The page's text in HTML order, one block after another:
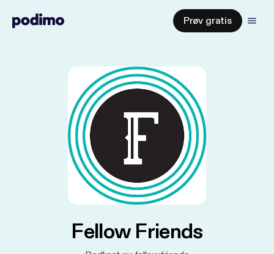
Prøv gratis
Fellow Friends